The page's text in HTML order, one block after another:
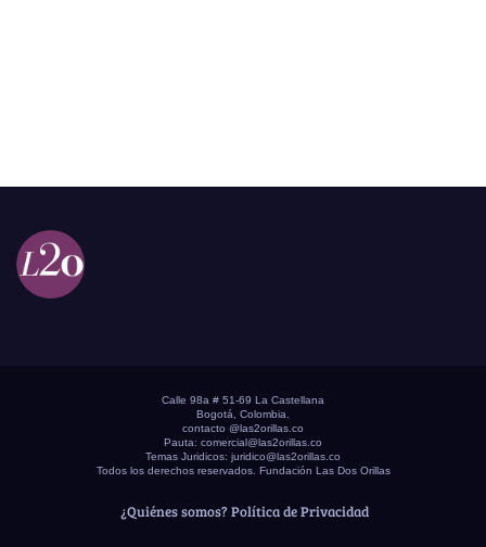
Calle 98a # 51-69 La Castellana
Bogotá, Colombia.
contacto @las2orillas.co
Pauta: comercial@las2orillas.co
Temas Juridicos: juridico@las2orillas.co
Todos los derechos reservados. Fundación Las Dos Orillas
¿Quiénes somos? Política de Privacidad